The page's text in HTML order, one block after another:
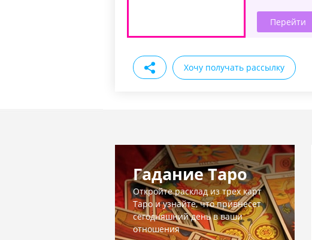
Перейти
Хочу получать рассылку
Гадание Таро
Откройте расклад из трех карт
Таро и узнайте, что привнесет
сегодняшний день в ваши
отношения